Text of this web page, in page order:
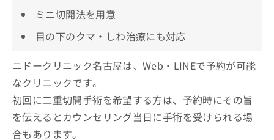
ミニ切開法を用意
目の下のクマ・しわ治療にも対応
ニドークリニック名古屋は、Web・LINEで予約が可能
なクリニックです。
初回に二重切開手術を希望する方は、予約時にその旨
を伝えるとカウンセリング当日に手術を受けられる場
合もあります。